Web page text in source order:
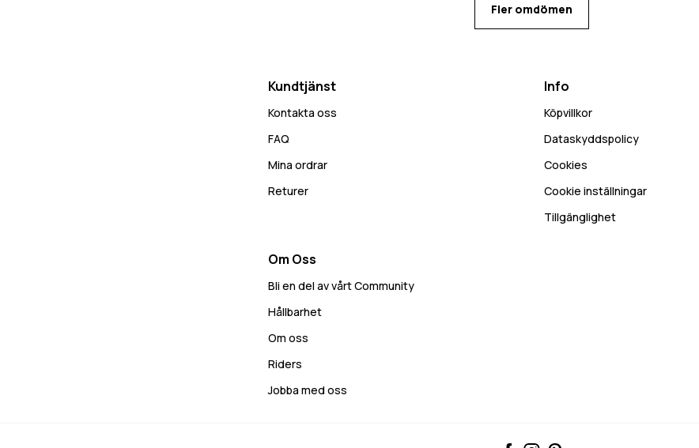
beroende på behov.
Fler omdömen
Kundtjänst
Kontakta oss
FAQ
Mina ordrar
Returer
Info
Köpvillkor
Dataskyddspolicy
Cookies
Cookie inställningar
Tillgänglighet
Om Oss
Bli en del av vårt Community
Hållbarhet
Om oss
Riders
Jobba med oss